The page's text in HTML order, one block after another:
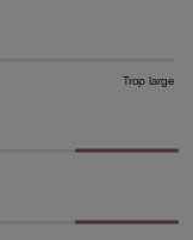
Trop large